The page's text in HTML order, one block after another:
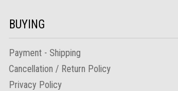
BUYING
Payment - Shipping
Cancellation / Return Policy
Privacy Policy